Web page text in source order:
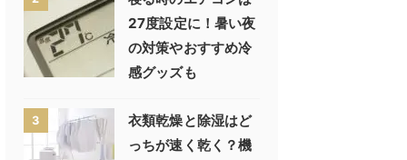
27度設定に！暑い夜
の対策やおすすめ冷
感グッズも
3
衣類乾燥と除湿はど
っちが速く乾く？機